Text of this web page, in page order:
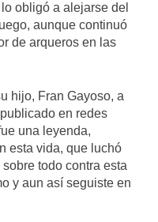
obligó a alejarse del
aunque continuó
de arqueros en las
hijo, Fran Gayoso, a
en redes
una leyenda,
esta vida, que luchó
todo contra esta
y aun así seguiste en